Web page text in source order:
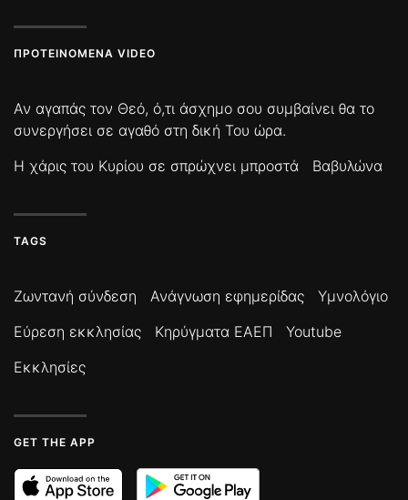
ΠΡΟΤΕΙΝΌΜΕΝΑ VIDEO
Αν αγαπάς τον Θεό, ό,τι άσχημο σου συμβαίνει θα το
συνεργήσει σε αγαθό στη δική Του ώρα.
Η χάρις του Κυρίου σε σπρώχνει μπροστά
Βαβυλώνα
TAGS
Ζωντανή σύνδεση Ανάγνωση εφημερίδας
Υμνολόγιο
Εύρεση εκκλησίας
Κηρύγματα ΕΑΕΠ
Youtube
Εκκλησίες
GET THE APP